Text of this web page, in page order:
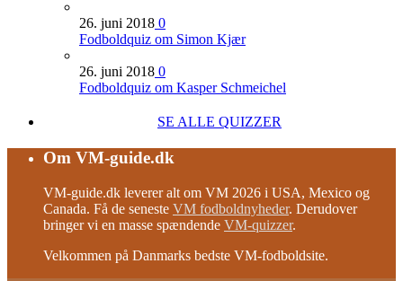
26. juni 2018 0
Fodboldquiz om Simon Kjær
26. juni 2018 0
Fodboldquiz om Kasper Schmeichel
SE ALLE QUIZZER
Om VM-guide.dk
VM-guide.dk leverer alt om VM 2026 i USA, Mexico og
Canada. Få de seneste VM fodboldnyheder. Derudover
bringer vi en masse spændende VM-quizzer.
Velkommen på Danmarks bedste VM-fodboldsite.